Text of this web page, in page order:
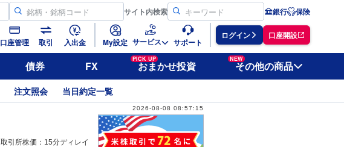
サイト内検索 銀行 保険
口座管理 取引 入出金 My設定 サービス サポート
ログイン 口座開設
債券 FX
PICK UP
おまかせ投資
NEW
その他の商品
注文照会 当日約定一覧
2026-08-08 08:57:15
取引所株価：15分ディレイ